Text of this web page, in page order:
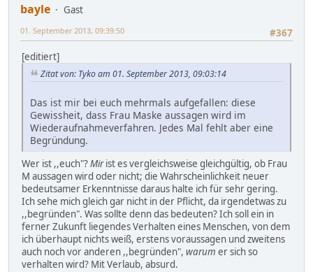
bayle
Gast
#367
01. September 2013, 09:39:50
[editiert]
Zitat von: Tyko am 01. September 2013, 09:03:14
Das ist mir bei euch mehrmals aufgefallen: diese
Gewissheit, dass Frau Maske aussagen wird im
Wiederaufnahmeverfahren. Jedes Mal fehlt aber eine
Begründung.
Wer ist ,,euch"?Mirist es vergleichsweise gleichgültig, ob Frau
M aussagen wird oder nicht; die Wahrscheinlichkeit neuer
bedeutsamer Erkenntnisse daraus halte ich für sehr gering.
Ich sehe mich gleich gar nicht in der Pflicht, da irgendetwas zu
,,begründen". Was sollte denn das bedeuten? Ich soll ein in
ferner Zukunft liegendes Verhalten eines Menschen, von dem
ich überhaupt nichts weiß, erstens voraussagen und zweitens
auch noch vor anderen ,,begründen", warum er sich so
verhalten wird? Mit Verlaub, absurd.